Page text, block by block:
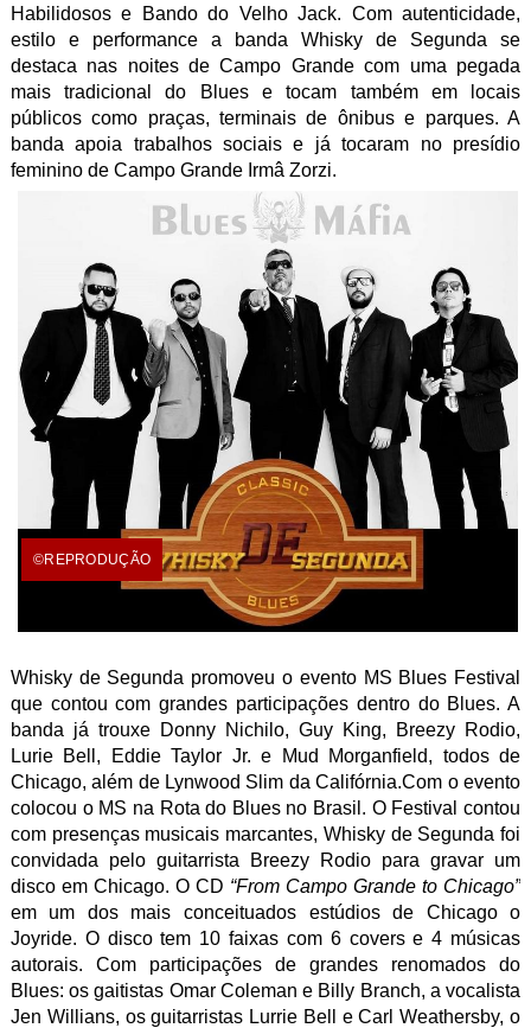
Habilidosos e Bando do Velho Jack. Com autenticidade,
estilo e performance a banda Whisky de Segunda se
destaca nas noites de Campo Grande com uma pegada
mais tradicional do Blues e tocam também em locais
públicos como praças, terminais de ônibus e parques. A
banda apoia trabalhos sociais e já tocaram no presídio
feminino de Campo Grande Irmâ Zorzi.
©REPRODUÇÃO
Whisky de Segunda promoveu o evento MS Blues Festival
que contou com grandes participações dentro do Blues. A
banda já trouxe Donny Nichilo, Guy King, Breezy Rodio,
Lurie Bell, Eddie Taylor Jr. e Mud Morganfield, todos de
Chicago, além de Lynwood Slim da Califórnia.Com o evento
colocou o MS na Rota do Blues no Brasil. O Festival contou
com presenças musicais marcantes, Whisky de Segunda foi
convidada pelo guitarrista Breezy Rodio para gravar um
disco em Chicago. O CD “From Campo Grande to Chicago”
em um dos mais conceituados estúdios de Chicago o
Joyride. O disco tem 10 faixas com 6 covers e 4 músicas
autorais. Com participações de grandes renomados do
Blues: os gaitistas Omar Coleman e Billy Branch, a vocalista
Jen Willians, os guitarristas Lurrie Bell e Carl Weathersby, o